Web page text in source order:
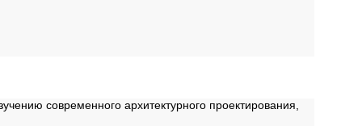
современного архитектурного проектирования,